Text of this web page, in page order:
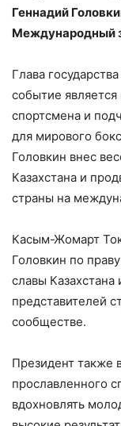
Геннадий
Международный
Глава
событие
спортсмена и
для мирового
Головкин внес
Казахстана и
страны на
Касым-Жомарт
Головкин по
славы
представителей
сообществе.
Президент также
прославленного
вдохновлять